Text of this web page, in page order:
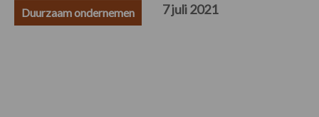
Duurzaam ondernemen 7 juli 2021